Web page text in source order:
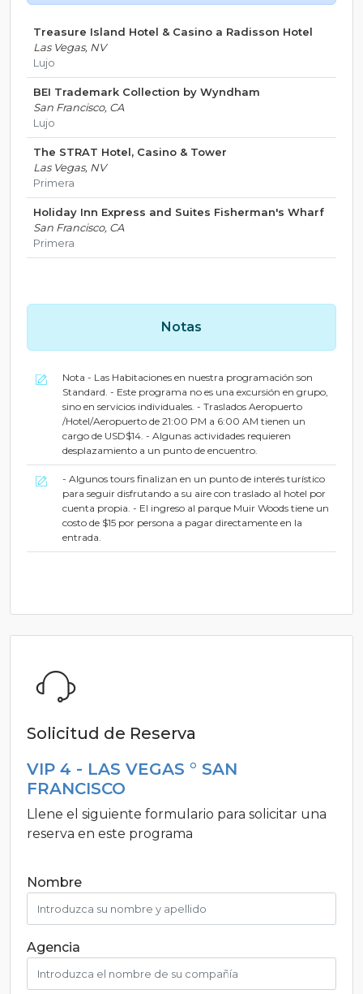
Treasure Island Hotel & Casino a Radisson Hotel
Las Vegas, NV
Lujo
BEI Trademark Collection by Wyndham
San Francisco, CA
Lujo
The STRAT Hotel, Casino & Tower
Las Vegas, NV
Primera
Holiday Inn Express and Suites Fisherman's Wharf
San Francisco, CA
Primera
Notas
Nota - Las Habitaciones en nuestra programación son
Standard. - Este programa no es una excursión en grupo,
sino en servicios individuales. - Traslados Aeropuerto
/Hotel/Aeropuerto de 21:00 PM a 6:00 AM tienen un
cargo de USD$14. - Algunas actividades requieren
desplazamiento a un punto de encuentro.
- Algunos tours finalizan en un punto de interés turístico
para seguir disfrutando a su aire con traslado al hotel por
cuenta propia. - El ingreso al parque Muir Woods tiene un
costo de $15 por persona a pagar directamente en la
entrada.
Solicitud de Reserva
VIP 4 - LAS VEGAS ° SAN
FRANCISCO
Llene el siguiente formulario para solicitar una
reserva en este programa
Nombre
Agencia